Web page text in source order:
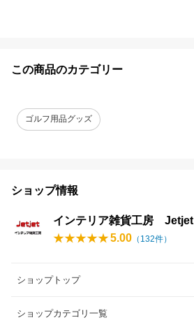
この商品のカテゴリー
ゴルフ用品グッズ
ショップ情報
インテリア雑貨工房 Jetjet
5.00 （ 132件）
ショップトップ
ショップカテゴリ一覧